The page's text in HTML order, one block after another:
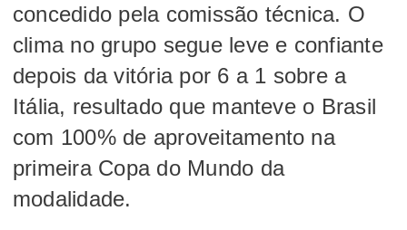
concedido pela comissão técnica. O
clima no grupo segue leve e confiante
depois da vitória por 6 a 1 sobre a
Itália, resultado que manteve o Brasil
com 100% de aproveitamento na
primeira Copa do Mundo da
modalidade.